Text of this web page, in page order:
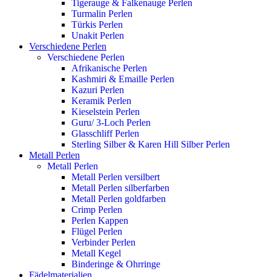
Tigerauge & Falkenauge Perlen
Turmalin Perlen
Türkis Perlen
Unakit Perlen
Verschiedene Perlen
Verschiedene Perlen
Afrikanische Perlen
Kashmiri & Emaille Perlen
Kazuri Perlen
Keramik Perlen
Kieselstein Perlen
Guru/ 3-Loch Perlen
Glasschliff Perlen
Sterling Silber & Karen Hill Silber Perlen
Metall Perlen
Metall Perlen
Metall Perlen versilbert
Metall Perlen silberfarben
Metall Perlen goldfarben
Crimp Perlen
Perlen Kappen
Flügel Perlen
Verbinder Perlen
Metall Kegel
Binderinge & Ohrringe
Fädelmaterialien